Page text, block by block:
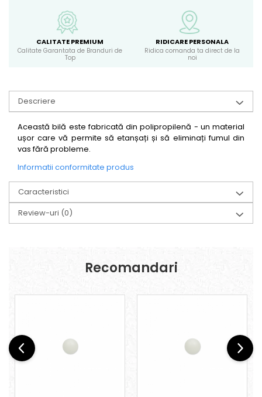
CALITATE PREMIUM
Calitate Garantata de Branduri de
Top
RIDICARE PERSONALA
Ridica comanda ta direct de la
noi
Descriere
Această bilă este fabricată din polipropilenă - un material
ușor care vă permite să etanșați și să eliminați fumul din
vas fără probleme.
Informatii conformitate produs
Caracteristici
Review-uri (0)
Recomandari